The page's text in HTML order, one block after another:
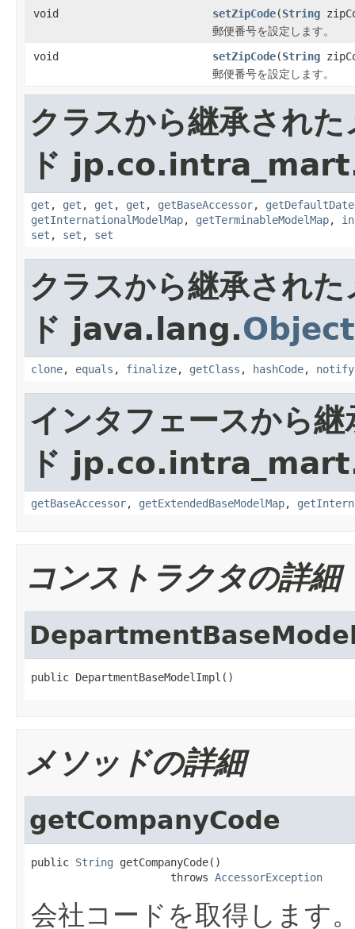
void
setZipCode(String
郵便番号を設定します。
void
setZipCode(String
郵便番号を設定します。
クラスから継承された
ド
get , get , get , get , getBaseAccessor, getDefaultDate
getInternationalModelMap, getTerminableModelMap,
set , set , set
クラスから継承された
ド java.lang.Object
clone, equals , finalize, getClass , hashCode, notify
インタフェースから
ド
getBaseAccessor, getExtendedBaseModelMap,
コンストラクタの詳細
public DepartmentBaseModelImpl()
メソッドの詳細
getCompanyCode
public String getCompanyCode()
                      throws
AccessorException
会社コードを取得します